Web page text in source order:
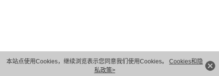
本站点使用Cookies，继续浏览表示您同意我们使用Cookies。 Cookies和隐
私政策>
版权所有 © 华为技术有限公司 1998-2026。 保留一切权利。粤A2-20044005号
隐私保护
法律声明